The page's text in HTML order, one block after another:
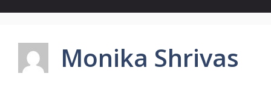
Monika Shrivas